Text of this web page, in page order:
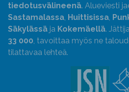
tiedotusvälineenä. Alueviesti
Sastamalassa, Huittisissa,
Säkylässä ja Kokemäellä.
33 000, tavoittaa myös ne
tilattavaa lehteä.